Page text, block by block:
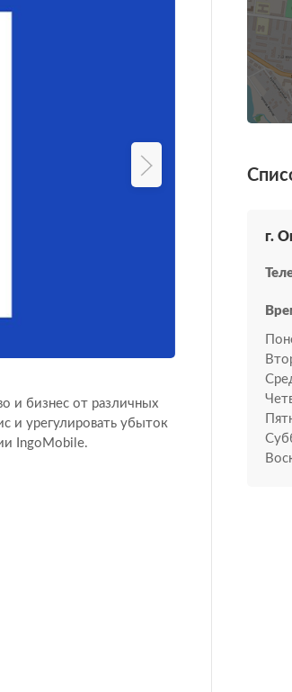
и бизнес от различных
и урегулировать убыток
IngoMobile.
г.